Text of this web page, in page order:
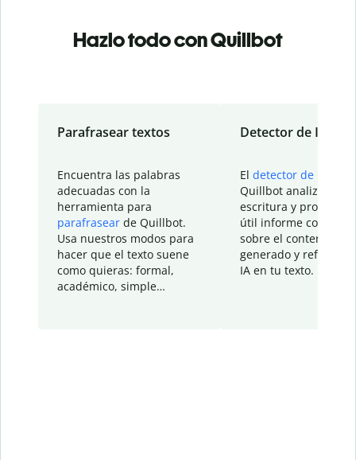
Hazlo todo con Quillbot
Parafrasear textos
Encuentra las palabras
adecuadas con la
herramienta para
parafrasear de Quillbot.
Usa nuestros modos para
hacer que el texto suene
como quieras: formal,
académico, simple…
Detector de IA
El detector de IA
Quillbot analiza tu
escritura y
útil informe con
sobre el contenido
generado y refinado
IA en tu texto.